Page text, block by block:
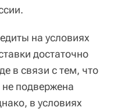
на условиях
достаточно
в связи с тем, что
подвержена
в условиях